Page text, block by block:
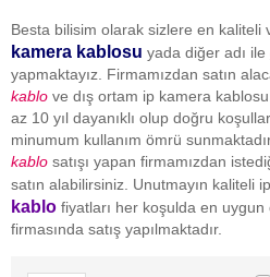
Besta bilisim olarak sizlere en kaliteli
kamera kablosu yada diğer adı ile
yapmaktayız. Firmamızdan satın
kablo ve dış ortam ip kamera
az 10 yıl dayanıklı olup doğru
minumum kullanım ömrü
kablo satışı yapan firmamızdan
satın alabilirsiniz. Unutmayın kaliteli
kablo fiyatları her koşulda en
firmasında satış yapılmaktadır.